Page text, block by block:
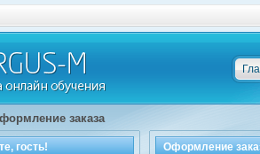
заказа
Оформление
гость!